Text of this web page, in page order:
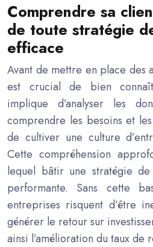
Comprendre sa
de toute stratégie
efficace
Avant de mettre en place des
est crucial de bien
implique d’analyser les
comprendre les besoins et
de cultiver une culture
Cette compréhension
lequel bâtir une stratégie
performante. Sans cette
entreprises risquent d’être
générer le retour sur
ainsi l’amélioration du taux de